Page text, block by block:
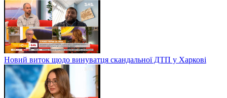
Новий виток щодо винуватця скандальної ДТП у Харкові